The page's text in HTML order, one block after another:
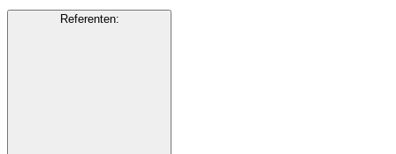
Referenten: